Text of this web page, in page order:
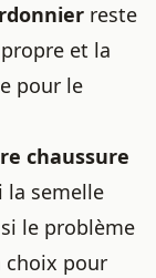
reste
et la
pour le
chaussure
la semelle
le problème
choix pour